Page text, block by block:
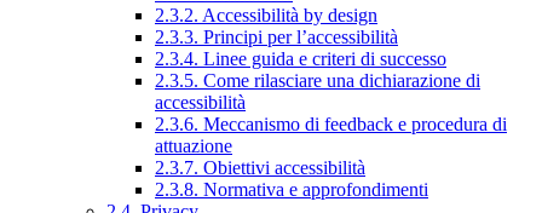
2.3.2. Accessibilità by design
2.3.3. Principi per l’accessibilità
2.3.4. Linee guida e criteri di successo
2.3.5. Come rilasciare una dichiarazione di
accessibilità
2.3.6. Meccanismo di feedback e procedura di
attuazione
2.3.7. Obiettivi accessibilità
2.3.8. Normativa e approfondimenti